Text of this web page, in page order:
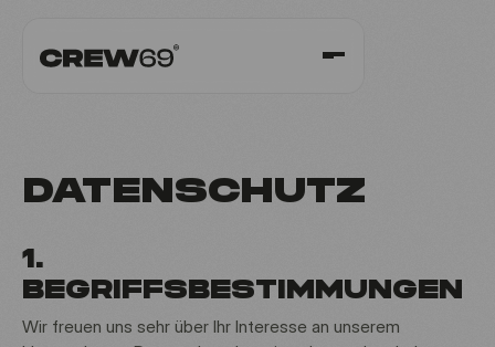
DATENSCHUTZ
1.
BEGRIFFSBESTIMMUNGEN
Wir freuen uns sehr über Ihr Interesse an unserem